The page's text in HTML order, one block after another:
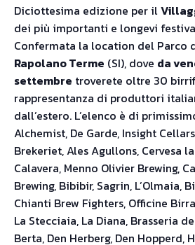
Diciottesima edizione per il
dei più importanti e longevi
Confermata la location del Parco
Rapolano Terme (SI), dove da
settembre troverete oltre 30
rappresentanza di produttori
dall’estero. L’elenco è di
Alchemist, De Garde, Insight
Brekeriet, Ales Agullons, Cervesa
Calavera, Menno Olivier Brewing,
Brewing, Bibibir, Sagrin, L’Olmaia,
Chianti Brew Fighters, Officine
La Stecciaia, La Diana, Brasseria
Berta, Den Herberg, Den Hopperd,